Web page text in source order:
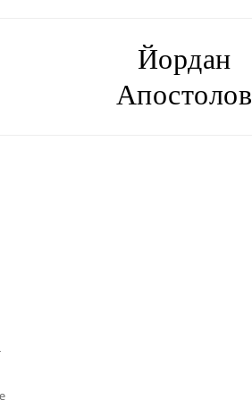
Йордан
Апостолов